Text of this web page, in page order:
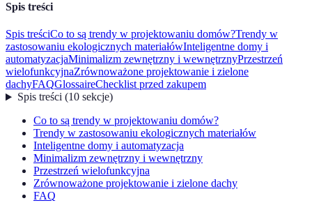
Spis treści
Spis treściCo to są trendy w projektowaniu domów?Trendy w
zastosowaniu ekologicznych materiałówInteligentne domy i
automatyzacjaMinimalizm zewnętrzny i wewnętrznyPrzestrzeń
wielofunkcyjnaZrównoważone projektowanie i zielone
dachyFAQGlossaireChecklist przed zakupem
Spis treści(10 sekcje)
Co to są trendy w projektowaniu domów?
Trendy w zastosowaniu ekologicznych materiałów
Inteligentne domy i automatyzacja
Minimalizm zewnętrzny i wewnętrzny
Przestrzeń wielofunkcyjna
Zrównoważone projektowanie i zielone dachy
FAQ